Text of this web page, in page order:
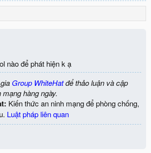
nào để phát hiện k ạ
Group WhiteHatđể thảo luận và cập
hàng ngày.
Kiến thức an ninh mạng để phòng chống,
Luật pháp liên quan